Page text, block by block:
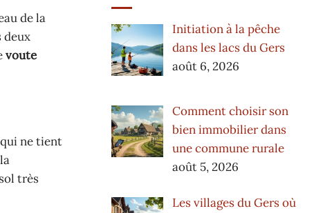
de la
deux
voute
ne tient
très
Initiation à la pêche
dans les lacs du Gers
août 6, 2026
Comment choisir son
bien immobilier dans
une commune rurale
août 5, 2026
Les villages du Gers où